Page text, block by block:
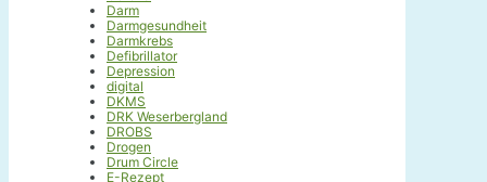
Darm
Darmgesundheit
Darmkrebs
Defibrillator
Depression
digital
DKMS
DRK Weserbergland
DROBS
Drogen
Drum Circle
E-Rezept